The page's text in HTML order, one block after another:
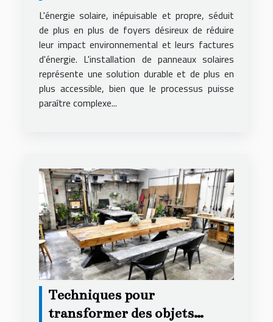
démarches, coûts et bénéfices
L'énergie solaire, inépuisable et propre, séduit
de plus en plus de foyers désireux de réduire
leur impact environnemental et leurs factures
d'énergie. L'installation de panneaux solaires
représente une solution durable et de plus en
plus accessible, bien que le processus puisse
paraître complexe...
Techniques pour
transformer des objets